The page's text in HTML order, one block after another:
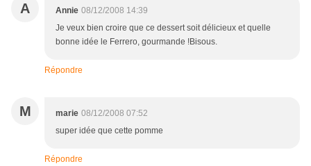
A Annie 08/12/2008 14:39
Je veux bien croire que ce dessert soit délicieux et quelle
bonne idée le Ferrero, gourmande !Bisous.
Répondre
M marie 08/12/2008 07:52
super idée que cette pomme
Répondre